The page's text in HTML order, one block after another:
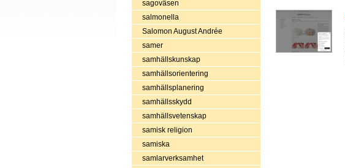
sagoväsen
salmonella
Salomon August Andrée
samer
samhällskunskap
samhällsorientering
samhällsplanering
samhällsskydd
samhällsvetenskap
samisk religion
samiska
samlarverksamhet